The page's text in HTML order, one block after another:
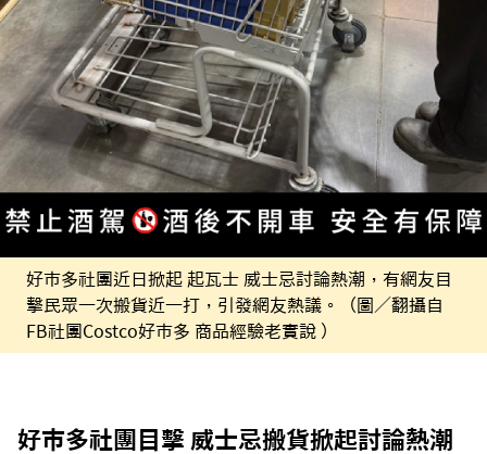
好市多社團近日掀起 起瓦士 威士忌討論熱潮，有網友目
擊民眾一次搬貨近一打，引發網友熱議。（圖／翻攝自
FB社團Costco好市多 商品經驗老實說 ）
好市多社團目擊 威士忌搬貨掀起討論熱潮